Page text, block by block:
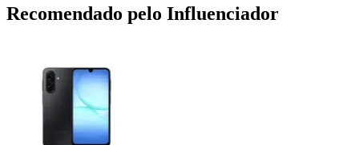
Recomendado pelo Influenciador